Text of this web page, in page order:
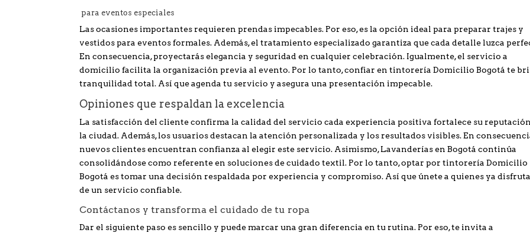
para eventos especiales
Las ocasiones importantes requieren prendas impecables. Por eso, es la opción ideal para preparar trajes y
vestidos para eventos formales. Además, el tratamiento especializado garantiza que cada detalle luzca
En consecuencia, proyectarás elegancia y seguridad en cualquier celebración. Igualmente, el servicio a
domicilio facilita la organización previa al evento. Por lo tanto, confiar en tintorería Domicilio Bogotá te
tranquilidad total. Así que agenda tu servicio y asegura una presentación impecable.
Opiniones que respaldan la excelencia
La satisfacción del cliente confirma la calidad del servicio cada experiencia positiva fortalece su
la ciudad. Además, los usuarios destacan la atención personalizada y los resultados visibles. En
nuevos clientes encuentran confianza al elegir este servicio. Asimismo, Lavanderías en Bogotá continúa
consolidándose como referente en soluciones de cuidado textil. Por lo tanto, optar por tintorería Domicilio
Bogotá es tomar una decisión respaldada por experiencia y compromiso. Así que únete a quienes ya
de un servicio confiable.
Contáctanos y transforma el cuidado de tu ropa
Dar el siguiente paso es sencillo y puede marcar una gran diferencia en tu rutina. Por eso, te invita a